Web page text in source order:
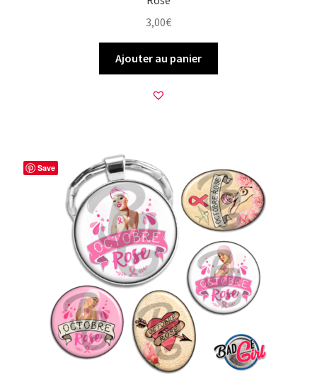
3,00€
Ajouter au panier
Save